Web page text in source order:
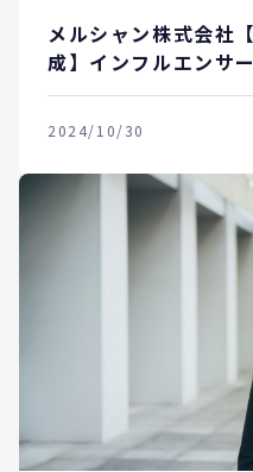
メルシャン株式会社
成】インフルエンサ
2024/10/30